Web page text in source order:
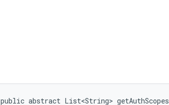
public abstract List<String>